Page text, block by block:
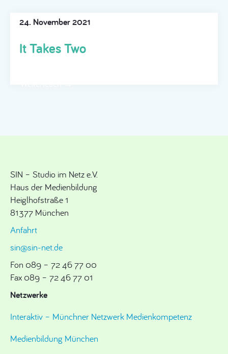
24. November 2021
It Takes Two
SIN – Studio im Netz e.V.
Haus der Medienbildung
Heiglhofstraße 1
81377 München
Anfahrt
sin@sin-net.de
Fon 089 – 72 46 77 00
Fax 089 – 72 46 77 01
Netzwerke
Interaktiv – Münchner Netzwerk Medienkompetenz
Medienbildung München